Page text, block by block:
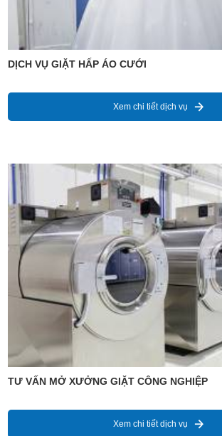
DỊCH VỤ GIẶT HẤP ÁO CƯỚI
Xem chi tiết dịch vụ
TƯ VẤN MỞ XƯỞNG GIẶT CÔNG NGHIỆP
Xem chi tiết dịch vụ